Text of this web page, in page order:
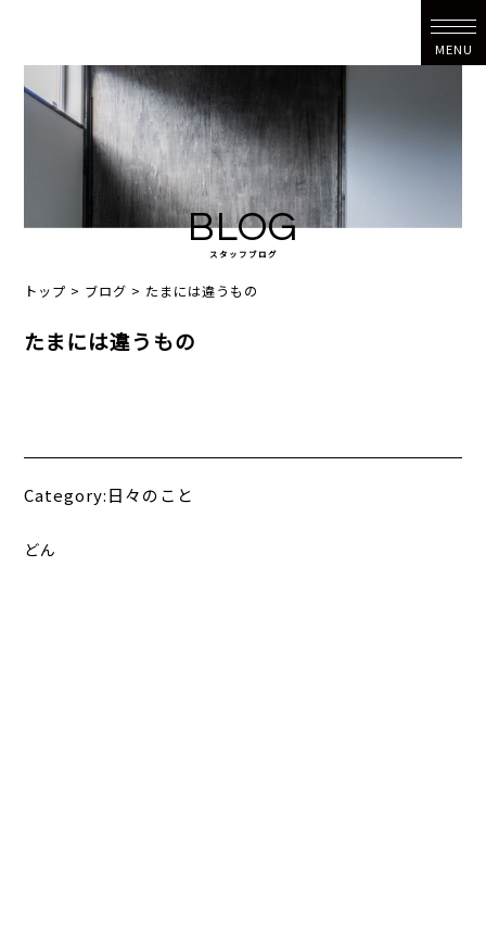
MENU
BLOG
スタッフブログ
トップ > ブログ > たまには違うもの
たまには違うもの
Category:日々のこと
どん